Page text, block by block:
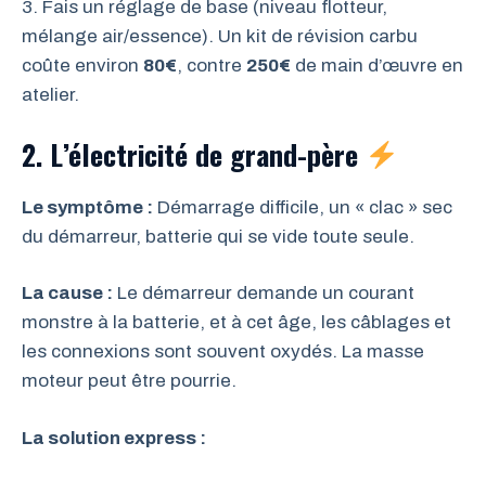
3. Fais un réglage de base (niveau flotteur,
mélange air/essence). Un kit de révision carbu
coûte environ 80€, contre 250€ de main d’œuvre en
atelier.
2. L’électricité de grand-père
Le symptôme : Démarrage difficile, un « clac » sec
du démarreur, batterie qui se vide toute seule.
La cause : Le démarreur demande un courant
monstre à la batterie, et à cet âge, les câblages et
les connexions sont souvent oxydés. La masse
moteur peut être pourrie.
La solution express :